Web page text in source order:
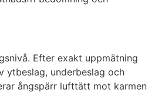
Efter exakt uppmätning
ytbeslag, underbeslag och
ångspärr lufttätt mot karmen